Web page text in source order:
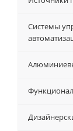
Системы